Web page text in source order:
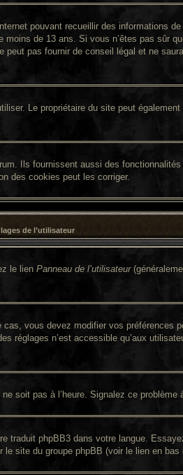
pouvant recueillir des informations
de 13 ans. Si vous n’êtes pas sûr
pas fournir de conseil légal et ne
Le propriétaire du site peut
Ils fournissent aussi des
des cookies peut les corriger.
de l’utilisateur
le lien Panneau de l’utilisateur
vous devez modifier vos préférences
réglages n’est accessible qu’aux
soit pas à l’heure. Signalez ce problème
traduit phpBB3 dans votre langue.
site du groupe phpBB (voir le lien en bas